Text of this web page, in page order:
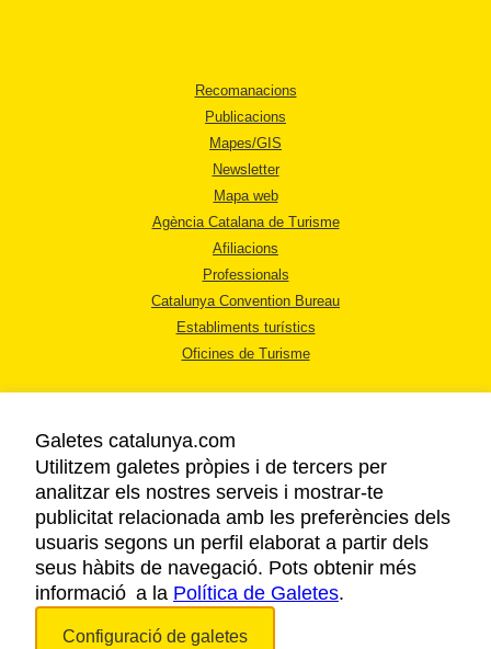
Recomanacions
Publicacions
Mapes/GIS
Newsletter
Mapa web
Agència Catalana de Turisme
Afiliacions
Professionals
Catalunya Convention Bureau
Establiments turístics
Oficines de Turisme
AVÍS LEGAL
POLÍTICA DE PRIVACITAT
COOKIES
ACCESSIBILITAT
Galetes catalunya.com
Utilitzem galetes pròpies i de tercers per
analitzar els nostres serveis i mostrar-te
publicitat relacionada amb les preferències dels
usuaris segons un perfil elaborat a partir dels
seus hàbits de navegació. Pots obtenir més
informació a la Política de Galetes.
Configuració de galetes